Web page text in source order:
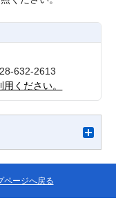
632-2613
ください。
ページへ戻る